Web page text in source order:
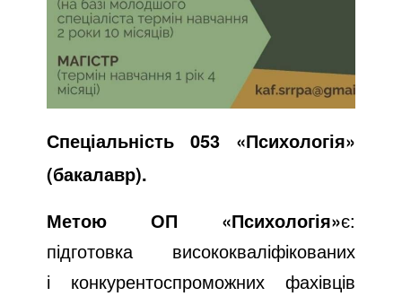
Спеціальність 053 «Психологія»
(бакалавр).
Метою ОП «Психологія»є:
підготовка висококваліфікованих
і конкурентоспроможних фахівців